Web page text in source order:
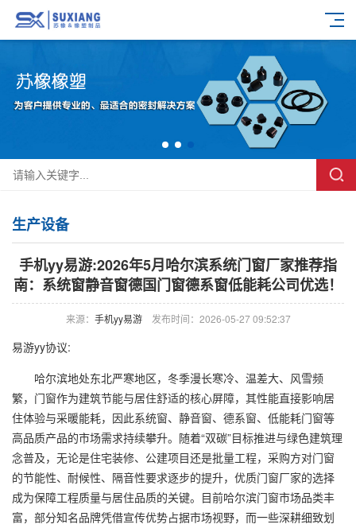
生产设备
手机yy易游:2026年5月哈尔滨系统门窗厂家推荐指
南：系统窗静音窗德国门窗德系窗低能耗公司优选！
来源： 手机yy易游发布时间：2026-05-27 09:52:37
易游yy协议:
哈尔滨地处东北严寒地区，冬季漫长寒冷、温差大、风雪频
繁，门窗作为建筑节能与居住舒适的核心屏障，其性能直接影响居
住体验与采暖能耗，因此系统窗、静音窗、德系窗、低能耗门窗等
高品质产品的市场需求持续攀升。随着“双碳”目标推进与绿色建筑理
念普及，无论是住宅装修、公建项目还是批量工程，采购方对门窗
的节能性、耐候性、隔音性要求逐步的提升，优质门窗厂家的选择
成为保障工程质量与居住品质的关键。目前哈尔滨门窗市场品类丰
富，部分知名品牌凭借宣传优势占据市场视野，而一些深耕细致划